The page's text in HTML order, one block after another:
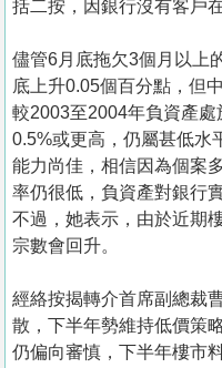
括二按，因銀行沒有客戶
儘管6月底拖欠3個月以上
底上升0.05個百分點，但
較2003至2004年負資產
0.5%或更高，仍屬甚低水
能力尚佳，相信因為個案
率仍很低，負資產對銀行
不過，她表示，由於近期
宗數會回升。
經絡按揭轉介首席副總裁
散，下半年勢維持低價策
仍偏向審慎，下半年樓市